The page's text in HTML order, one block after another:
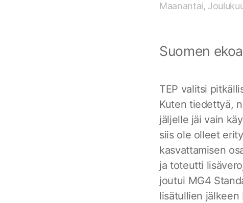
Maanantai,
Suomen
TEP valitsi
Kuten tiedettyä,
jäljelle jäi vain
siis ole olleet
kasvattamisen
ja toteutti
joutui MG4
lisätullien jälkeen